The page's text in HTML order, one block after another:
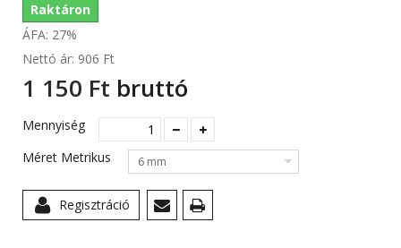
Raktáron
ÁFA: 27%
Nettó ár: 906 Ft‎
1 150 Ft‎ bruttó
Mennyiség
Méret Metrikus
6 mm
Regisztráció